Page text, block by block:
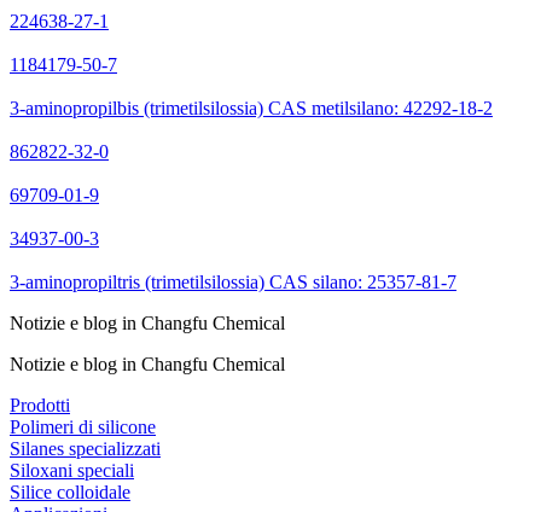
224638-27-1
1184179-50-7
3-aminopropilbis (trimetilsilossia) CAS metilsilano: 42292-18-2
862822-32-0
69709-01-9
34937-00-3
3-aminopropiltris (trimetilsilossia) CAS silano: 25357-81-7
Notizie e blog in Changfu Chemical
Notizie e blog in Changfu Chemical
Prodotti
Polimeri di silicone
Silanes specializzati
Siloxani speciali
Silice colloidale